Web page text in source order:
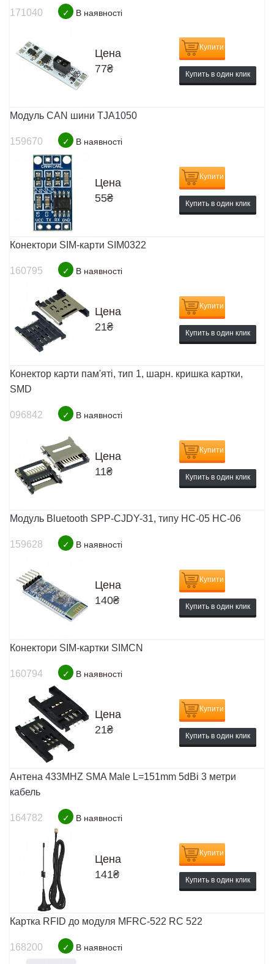
171040 ✓ В наявності
Цена
77₴
Купити
Купить в один клик
Модуль CAN шини TJA1050
159670 ✓ В наявності
Цена
55₴
Купити
Купить в один клик
Конектори SIM-карти SIM0322
160795 ✓ В наявності
Цена
21₴
Купити
Купить в один клик
Конектор карти пам'яті, тип 1, шарн. кришка картки,
SMD
096842 ✓ В наявності
Цена
11₴
Купити
Купить в один клик
Модуль Bluetooth SPP-CJDY-31, типу HC-05 НС-06
159628 ✓ В наявності
Цена
140₴
Купити
Купить в один клик
Конектори SIM-картки SIMCN
160794 ✓ В наявності
Цена
21₴
Купити
Купить в один клик
Антена 433MHZ SMA Male L=151mm 5dBi 3 метри
кабель
164782 ✓ В наявності
Цена
141₴
Купити
Купить в один клик
Картка RFID до модуля MFRC-522 RC 522
168200 ✓ В наявності